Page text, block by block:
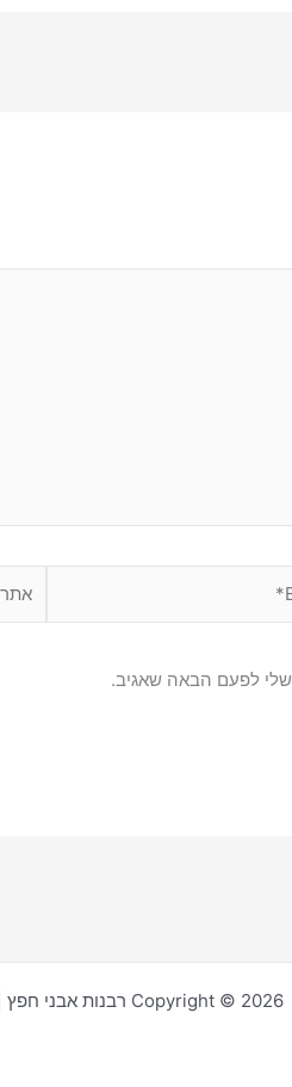
לפעם הבאה שאגיב.
Copyright © 2026 רבנות אבני חפץ | Powered by